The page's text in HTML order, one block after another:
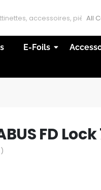
E-Foils
FD Lock